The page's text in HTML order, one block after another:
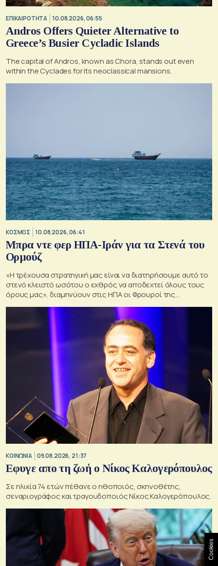
ΕΠΙΚΑΙΡΟΤΗΤΑ 10.08.2026, 06:55
Andros Offers Quieter Alternative to
Greece’s Busier Cycladic Islands
The capital of Andros, known as Chora, stands out even
within the Cyclades for its neoclassical mansions.
ΚΟΣΜΟΣ 10.08.2026, 06:41
Μπρα ντε φερ ΗΠΑ-Ιράν για τα Στενά του
Ορμούζ
«Η τρέχουσα στρατηγική μας είναι να διατηρήσουμε αυτό το
στενό κλειστό ωσότου ο εχθρός να αποδεχτεί όλους τους
όρους μας», διαμηνύουν στις ΗΠΑ οι Φρουροί της
Επανάστασης.
ΚΟΙΝΩΝΙΑ 09.08.2026, 21:37
Εφυγε απο τη ζωή ο Νίκος Καλογερόπουλος
Σε ηλικία 74 ετών πέθανε ο ηθοποιός, σκηνοθέτης,
σεναριογράφος και τραγουδοποιός Νίκος Καλογερόπουλος.
Cookies